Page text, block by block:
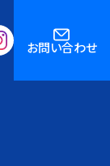
お問い合わせ